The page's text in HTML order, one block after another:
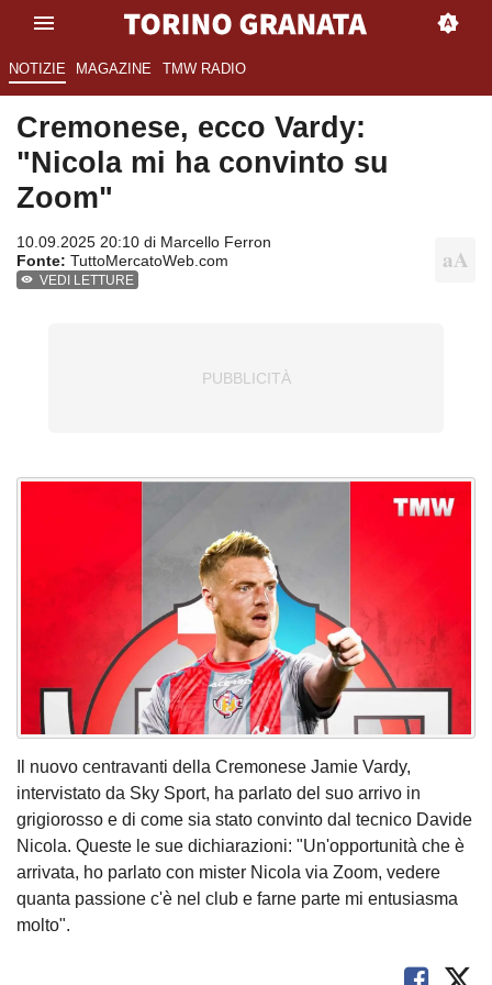
NOTIZIE MAGAZINE TMW RADIO
Cremonese, ecco Vardy:
"Nicola mi ha convinto su
Zoom"
10.09.2025 20:10 di Marcello Ferron
Fonte: TuttoMercatoWeb.com
VEDI LETTURE
Il nuovo centravanti della Cremonese Jamie Vardy,
intervistato da Sky Sport, ha parlato del suo arrivo in
grigiorosso e di come sia stato convinto dal tecnico Davide
Nicola. Queste le sue dichiarazioni: "Un'opportunità che è
arrivata, ho parlato con mister Nicola via Zoom, vedere
quanta passione c'è nel club e farne parte mi entusiasma
molto".